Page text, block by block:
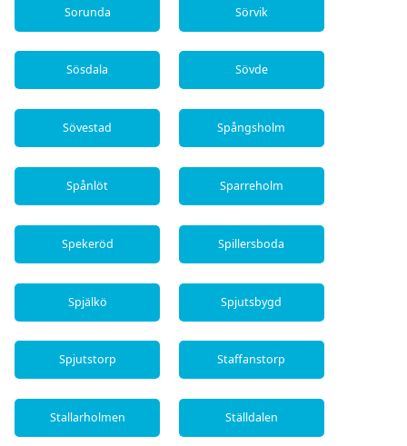
Sorunda Sörvik
Sösdala Sövde
Sövestad Spångsholm
Spånlöt Sparreholm
Spekeröd Spillersboda
Spjälkö Spjutsbygd
Spjutstorp Staffanstorp
Stallarholmen Ställdalen